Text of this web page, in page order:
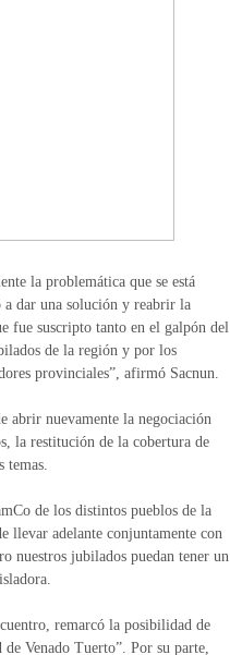
la problemática que se está
dar una solución y reabrir la
fue suscripto tanto en el galpón del
de la región y por los
provinciales”, afirmó Sacnun.
abrir nuevamente la negociación
la restitución de la cobertura de
temas.
de los distintos pueblos de la
llevar adelante conjuntamente con
nuestros jubilados puedan tener un
remarcó la posibilidad de
de Venado Tuerto”. Por su parte,